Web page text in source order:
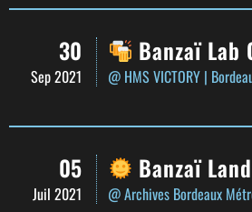
30
Sep 2021
Banzaï Lab
@ HMS VICTORY |
05
Juil 2021
Banzaï
@ Archives Bordeaux